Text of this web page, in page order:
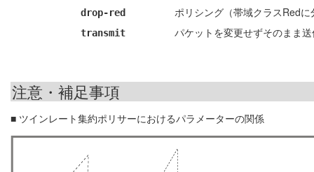
drop-red ポリシング（帯域クラスRed
transmit パケットを変更せずそのまま
注意・補足事項
■ ツインレート集約ポリサーにおけるパラメーターの関係